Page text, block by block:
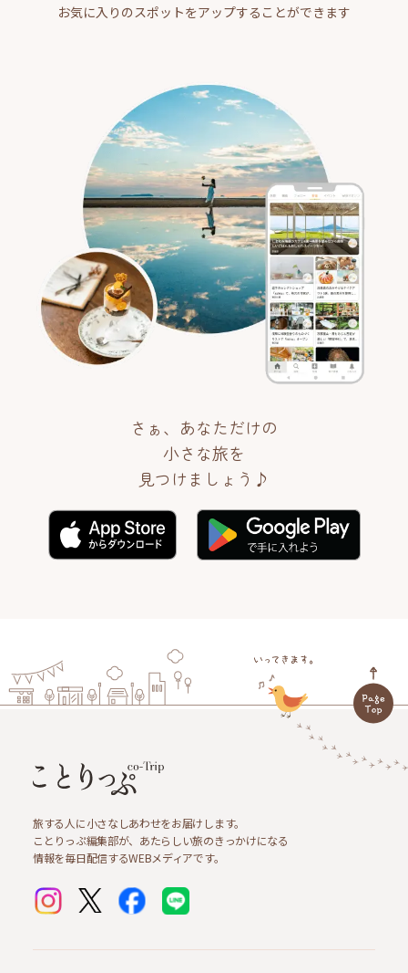
お気に入りのスポットをアップすることができます
さぁ、あなただけの
小さな旅を
見つけましょう♪
旅する人に小さなしあわせをお届けします。
ことりっぷ編集部が、あたらしい旅のきっかけになる
情報を毎日配信するWEBメディアです。